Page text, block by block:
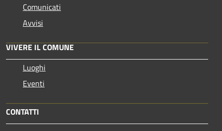
Comunicati
Avvisi
VIVERE IL COMUNE
Luoghi
Eventi
CONTATTI